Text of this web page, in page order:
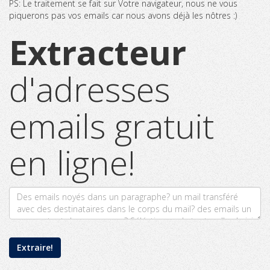
PS: Le traitement se fait sur Votre navigateur, nous ne vous
piquerons pas vos emails car nous avons déjà les nôtres :)
Extracteur
d'adresses
emails gratuit
en ligne!
Extraire!